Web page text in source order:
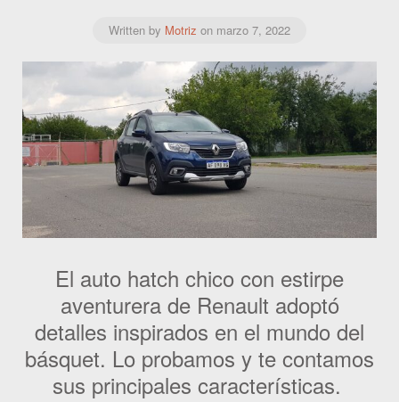
Written by Motriz on marzo 7, 2022
El auto hatch chico con estirpe
aventurera de Renault adoptó
detalles inspirados en el mundo del
básquet. Lo probamos y te contamos
sus principales características.